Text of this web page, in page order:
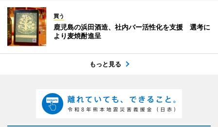
買う
鹿児島の浜田酒造、社内バー活性化を支援 選考に
より麦焼酎進呈
もっと見る